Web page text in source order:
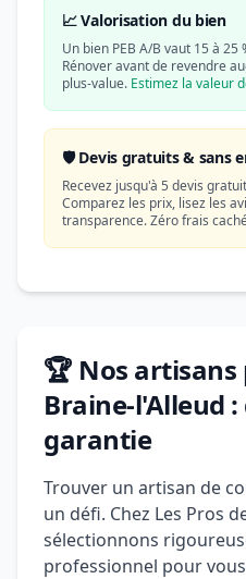
📈 Valorisation du bien
Un bien PEB A/B vaut 15 à 25
Rénover avant de revendre
plus-value. Estimez la valeur
🛡️ Devis gratuits & sans
Recevez jusqu'à 5 devis
Comparez les prix, lisez les
transparence. Zéro frais
🏆 Nos artisans
Braine-l'Alleud
garantie
Trouver un artisan de
un défi. Chez Les Pros
sélectionnons
professionnel pour